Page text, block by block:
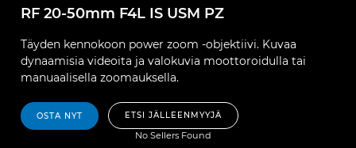
RF 20-50mm F4L IS USM PZ
Täyden kennokoon power zoom -objektiivi. Kuvaa
dynaamisia videoita ja valokuvia moottoroidulla tai
manuaalisella zoomauksella.
OSTA NYT ETSI JÄLLEENMYYJÄ
No Sellers Found